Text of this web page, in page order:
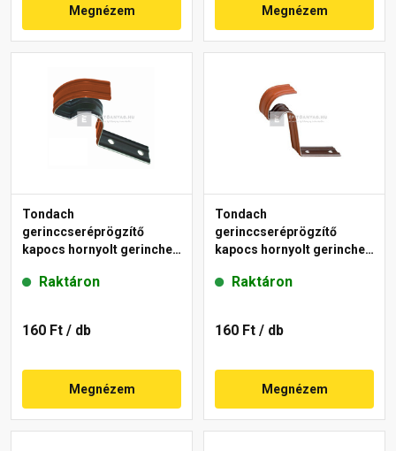
Megnézem Megnézem
Tondach
gerinccseréprögzítő
kapocs hornyolt gerinchez
Raktáron
160 Ft / db
Megnézem
Tondach
gerinccseréprögzítő
kapocs hornyolt gerinchez
Raktáron
160 Ft / db
Megnézem